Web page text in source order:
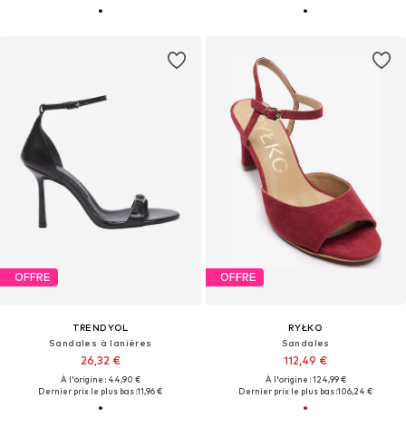
OFFRE
TRENDYOL
Sandales à lanières
26,32 €
À l'origine : 44,90 €
Dernier prix le plus bas :11,96 €
OFFRE
RYŁKO
Sandales
112,49 €
À l'origine : 124,99 €
Dernier prix le plus bas :106,24 €